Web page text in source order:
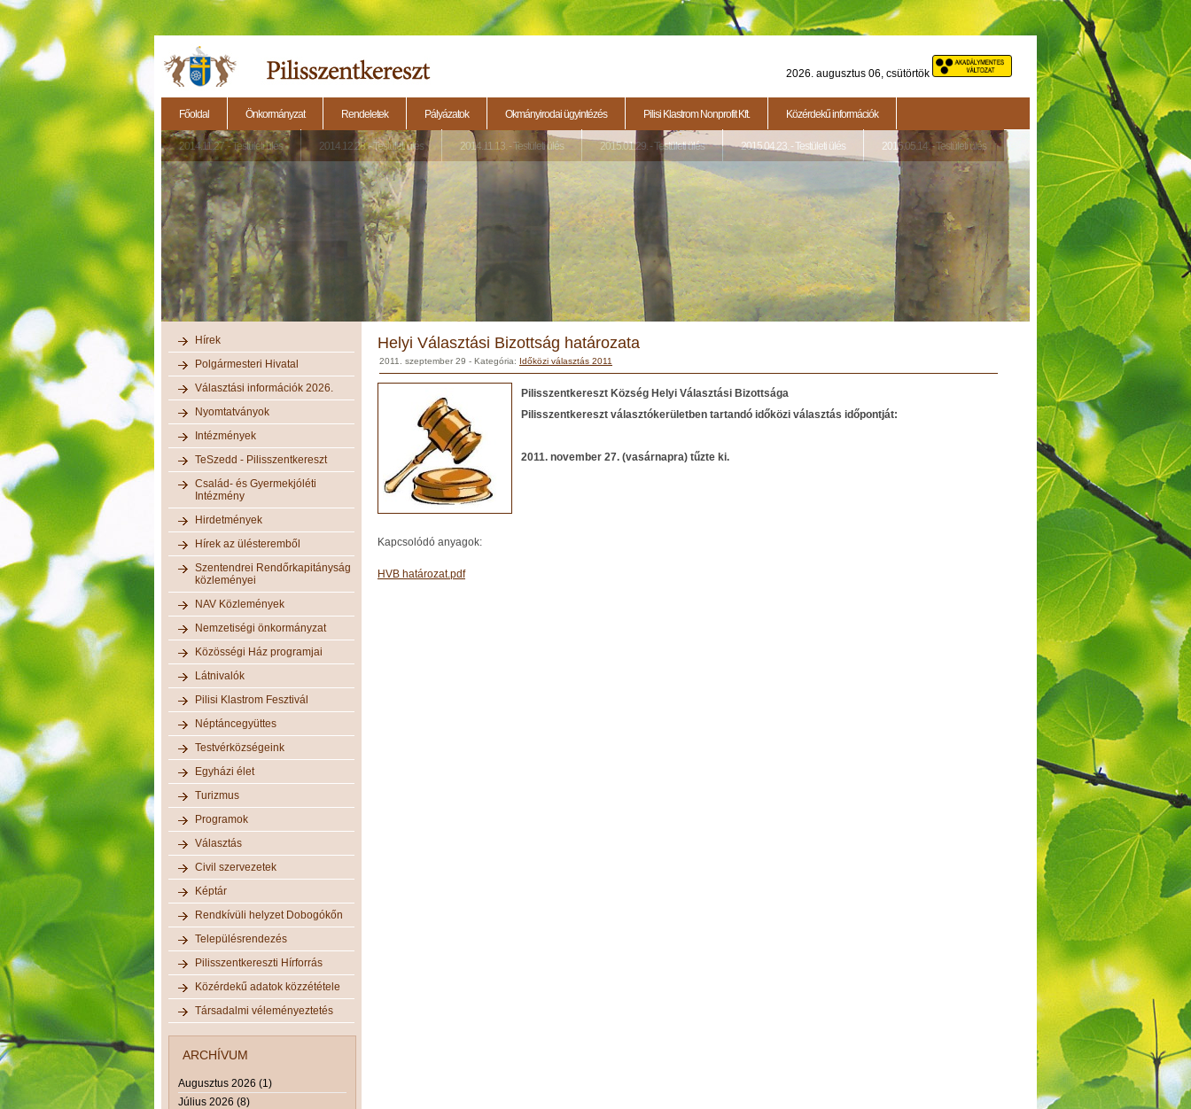
2026. augusztus 06, csütörtök
Főoldal Önkormányzat Rendeletek Pályázatok Okmányirodai ügyintézés Pilisi Klastrom Nonprofit Kft. Közérdekű információk
2014.11.27. - Testületi ülés 2014.12.28. - Testületi ülés 2014.11.13. - Testületi ülés 2015.01.29. - Testületi ülés 2015.04.23. - Testületi ülés 2015.05.14. - Testületi ülés
Hírek
Polgármesteri Hivatal
Választási információk 2026.
Nyomtatványok
Intézmények
TeSzedd - Pilisszentkereszt
Család- és Gyermekjóléti
Intézmény
Hirdetmények
Hírek az ülésteremből
Szentendrei Rendőrkapitányság
közleményei
NAV Közlemények
Nemzetiségi önkormányzat
Közösségi Ház programjai
Látnivalók
Pilisi Klastrom Fesztivál
Néptáncegyüttes
Testvérközségeink
Egyházi élet
Turizmus
Programok
Választás
Civil szervezetek
Képtár
Rendkívüli helyzet Dobogókőn
Településrendezés
Pilisszentkereszti Hírforrás
Közérdekű adatok közzététele
Társadalmi véleményeztetés
ARCHÍVUM
Augusztus 2026 (1)
Július 2026 (8)
Helyi Választási Bizottság határozata
2011. szeptember 29 - Kategória: Időközi választás 2011
Pilisszentkereszt Község Helyi Választási Bizottsága
Pilisszentkereszt választókerületben tartandó időközi választás időpontját:
2011. november 27. (vasárnapra) tűzte ki.
Kapcsolódó anyagok:
HVB határozat.pdf